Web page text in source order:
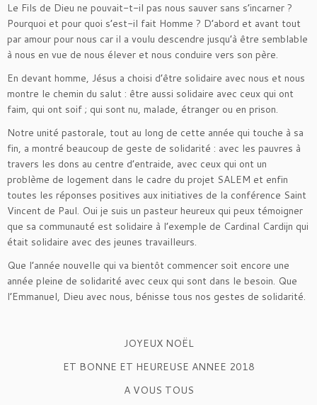
Le Fils de Dieu ne pouvait-t-il pas nous sauver sans s’incarner ?
Pourquoi et pour quoi s’est-il fait Homme ? D’abord et avant tout
par amour pour nous car il a voulu descendre jusqu’à être semblable
à nous en vue de nous élever et nous conduire vers son père.
En devant homme, Jésus a choisi d’être solidaire avec nous et nous
montre le chemin du salut : être aussi solidaire avec ceux qui ont
faim, qui ont soif ; qui sont nu, malade, étranger ou en prison.
Notre unité pastorale, tout au long de cette année qui touche à sa
fin, a montré beaucoup de geste de solidarité : avec les pauvres à
travers les dons au centre d’entraide, avec ceux qui ont un
problème de logement dans le cadre du projet SALEM et enfin
toutes les réponses positives aux initiatives de la conférence Saint
Vincent de Paul. Oui je suis un pasteur heureux qui peux témoigner
que sa communauté est solidaire à l’exemple de Cardinal Cardijn qui
était solidaire avec des jeunes travailleurs.
Que l’année nouvelle qui va bientôt commencer soit encore une
année pleine de solidarité avec ceux qui sont dans le besoin. Que
l’Emmanuel, Dieu avec nous, bénisse tous nos gestes de solidarité.
JOYEUX NOËL
ET BONNE ET HEUREUSE ANNEE 2018
A VOUS TOUS